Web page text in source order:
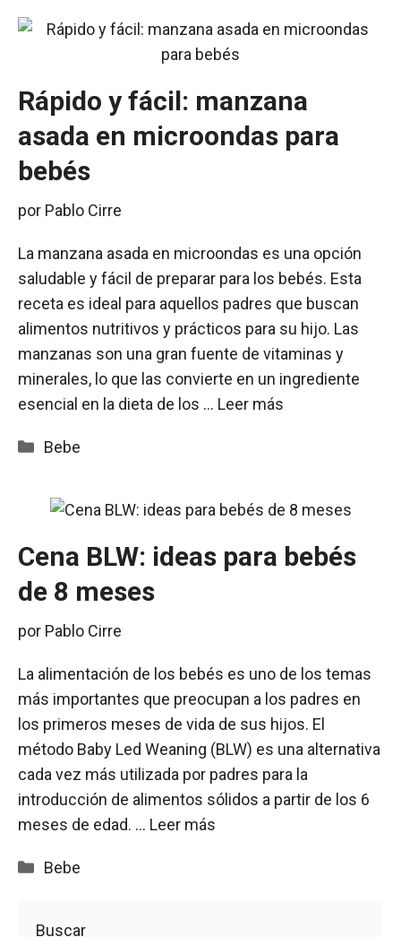
Rápido y fácil: manzana
asada en microondas para
bebés
por Pablo Cirre
La manzana asada en microondas es una opción
saludable y fácil de preparar para los bebés. Esta
receta es ideal para aquellos padres que buscan
alimentos nutritivos y prácticos para su hijo. Las
manzanas son una gran fuente de vitaminas y
minerales, lo que las convierte en un ingrediente
esencial en la dieta de los … Leer más
Categorías
Bebe
Cena BLW: ideas para bebés
de 8 meses
por Pablo Cirre
La alimentación de los bebés es uno de los temas
más importantes que preocupan a los padres en
los primeros meses de vida de sus hijos. El
método Baby Led Weaning (BLW) es una alternativa
cada vez más utilizada por padres para la
introducción de alimentos sólidos a partir de los 6
meses de edad. … Leer más
Categorías
Bebe
Buscar